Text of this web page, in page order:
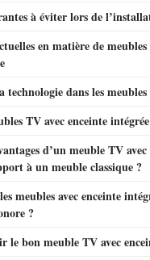
à éviter lors de
en matière de
dans les meubles
TV avec enceinte intégrée
d’un meuble TV
à un meuble classique ?
meubles avec enceinte
?
le bon meuble TV avec